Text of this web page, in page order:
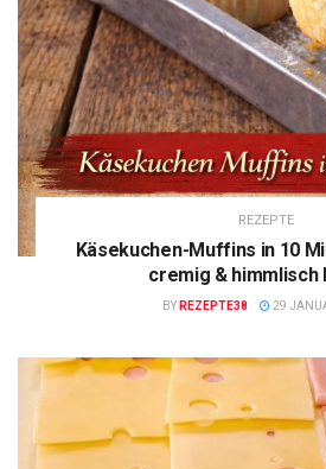
REZEPTE
Käsekuchen-Muffins in 10
cremig & himmlisch
BY REZEPTE38 29